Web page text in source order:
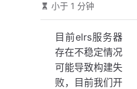
小于 1 分钟
目前elrs服务器
存在不稳定情况
可能导致构建失
败，目前我们开